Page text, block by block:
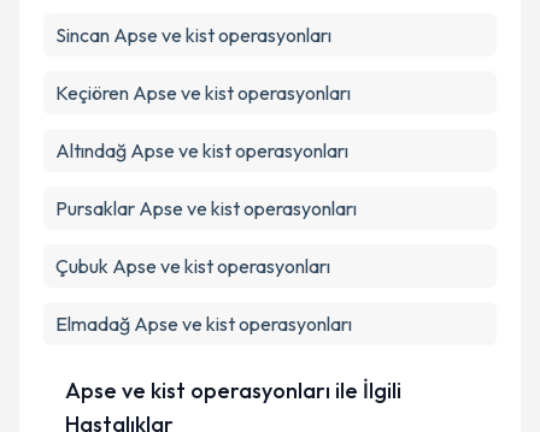
Sincan Apse ve kist operasyonları
Keçiören Apse ve kist operasyonları
Altındağ Apse ve kist operasyonları
Pursaklar Apse ve kist operasyonları
Çubuk Apse ve kist operasyonları
Elmadağ Apse ve kist operasyonları
Apse ve kist operasyonları ile İlgili
Hastalıklar